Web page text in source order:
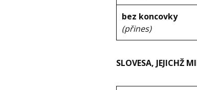
bez koncovky
(přines)
SLOVESA, JEJICHŽ